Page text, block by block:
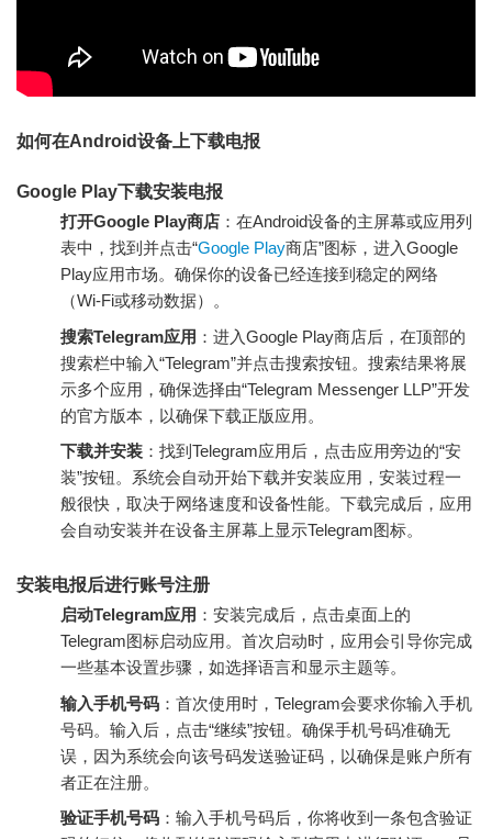
如何在Android设备上下载电报
Google Play下载安装电报
打开Google Play商店 ：在Android设备的主屏幕或应用列
表中，找到并点击“Google Play商店”图标，进入Google
Play应用市场。确保你的设备已经连接到稳定的网络
（Wi-Fi或移动数据）。
搜索Telegram应用 ：进入Google Play商店后，在顶部的
搜索栏中输入“Telegram”并点击搜索按钮。搜索结果将展
示多个应用，确保选择由“Telegram Messenger LLP”开发
的官方版本，以确保下载正版应用。
下载并安装 ：找到Telegram应用后，点击应用旁边的“安
装”按钮。系统会自动开始下载并安装应用，安装过程一
般很快，取决于网络速度和设备性能。下载完成后，应用
会自动安装并在设备主屏幕上显示Telegram图标。
安装电报后进行账号注册
启动Telegram应用 ：安装完成后，点击桌面上的
Telegram图标启动应用。首次启动时，应用会引导你完成
一些基本设置步骤，如选择语言和显示主题等。
输入手机号码 ：首次使用时，Telegram会要求你输入手机
号码。输入后，点击“继续”按钮。确保手机号码准确无
误，因为系统会向该号码发送验证码，以确保是账户所有
者正在注册。
验证手机号码 ：输入手机号码后，你将收到一条包含验证